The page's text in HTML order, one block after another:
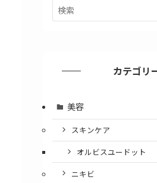
カテゴリ
美容
スキンケア
オルビスユードット
ニキビ